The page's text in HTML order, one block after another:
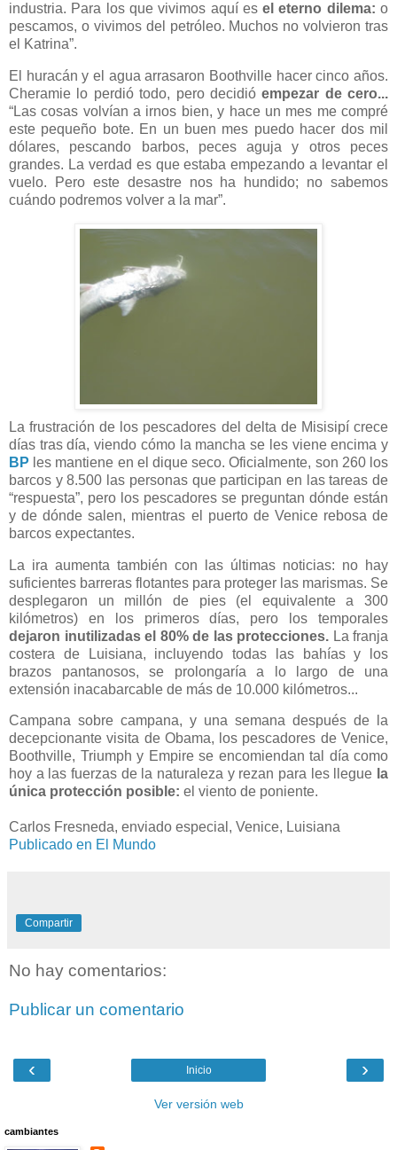
industria. Para los que vivimos aquí esel eterno dilema: o
pescamos, o vivimos del petróleo. Muchos no volvieron tras
el Katrina”.
El huracán y el agua arrasaron Boothville hacer cinco años.
Cheramie lo perdió todo, pero decidióempezar de cero...
“Las cosas volvían a irnos bien, y hace un mes me compré
este pequeño bote. En un buen mes puedo hacer dos mil
dólares, pescando barbos, peces aguja y otros peces
grandes. La verdad es que estaba empezando a levantar el
vuelo. Pero este desastre nos ha hundido; no sabemos
cuándo podremos volver a la mar”.
La frustración de los pescadores del delta de Misisipí crece
días tras día, viendo cómo la mancha se les viene encima y
BP les mantiene en el dique seco. Oficialmente, son 260 los
barcos y 8.500 las personas que participan en las tareas de
“respuesta”, pero los pescadores se preguntan dónde están
y de dónde salen, mientras el puerto de Venice rebosa de
barcos expectantes.
La ira aumenta también con las últimas noticias: no hay
suficientes barreras flotantes para proteger las marismas. Se
desplegaron un millón de pies (el equivalente a 300
kilómetros) en los primeros días, pero los temporales
dejaron inutilizadas el 80% de las protecciones. La franja
costera de Luisiana, incluyendo todas las bahías y los
brazos pantanosos, se prolongaría a lo largo de una
extensión inacabarcable de más de 10.000 kilómetros...
Campana sobre campana, y una semana después de la
decepcionante visita de Obama, los pescadores de Venice,
Boothville, Triumph y Empire se encomiendan tal día como
hoy a las fuerzas de la naturaleza y rezan para les llegue la
única protección posible: el viento de poniente.
Carlos Fresneda, enviado especial, Venice, Luisiana
Publicado en El Mundo
Compartir
No hay comentarios:
Publicar un comentario
‹ ›
Inicio
Ver versión web
cambiantes